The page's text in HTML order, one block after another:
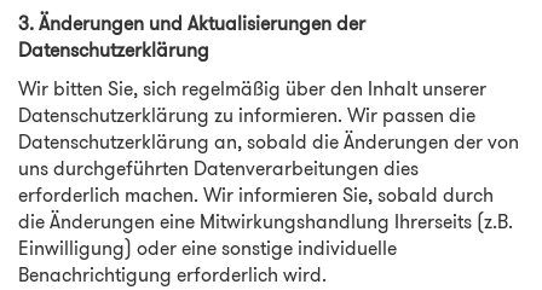
3. Änderungen und Aktualisierungen der
Datenschutzerklärung
Wir bitten Sie, sich regelmäßig über den Inhalt unserer
Datenschutzerklärung zu informieren. Wir passen die
Datenschutzerklärung an, sobald die Änderungen der von
uns durchgeführten Datenverarbeitungen dies
erforderlich machen. Wir informieren Sie, sobald durch
die Änderungen eine Mitwirkungshandlung Ihrerseits (z.B.
Einwilligung) oder eine sonstige individuelle
Benachrichtigung erforderlich wird.